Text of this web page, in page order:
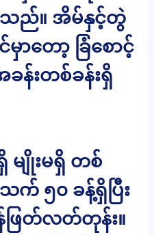
သည်။ အိမ်နှင့်တွဲ
ာတော့ ခြံစောင့်
းတစ်ခန်းရှိ
မျိုးမရှိ တစ်
၅၀ ခန့်ရှိပြီး
န်ဖြတ်လတ်တုန်း။